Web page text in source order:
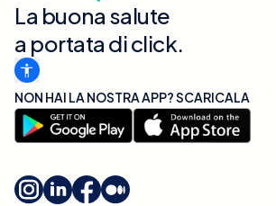
La buona salute
a portata di click.
NON HAI LA NOSTRA APP? SCARICALA